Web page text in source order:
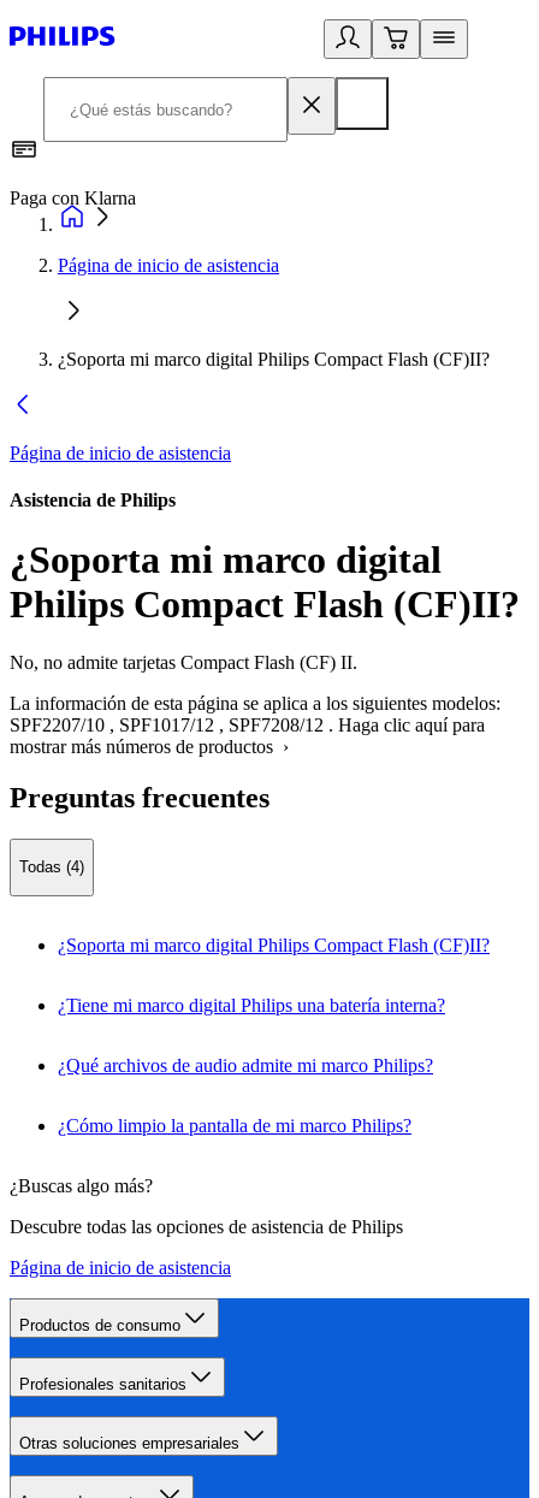
Paga con Klarna
Página de inicio de asistencia
¿Soporta mi marco digital Philips Compact Flash (CF)II?
Página de inicio de asistencia
Asistencia de Philips
¿Soporta mi marco digital
Philips Compact Flash (CF)II?
No, no admite tarjetas Compact Flash (CF) II.
La información de esta página se aplica a los siguientes modelos:
SPF2207/10 , SPF1017/12 , SPF7208/12 . Haga clic aquí para
mostrar más números de productos ›
Preguntas frecuentes
Todas (4)
¿Soporta mi marco digital Philips Compact Flash (CF)II?
¿Tiene mi marco digital Philips una batería interna?
¿Qué archivos de audio admite mi marco Philips?
¿Cómo limpio la pantalla de mi marco Philips?
¿Buscas algo más?
Descubre todas las opciones de asistencia de Philips
Página de inicio de asistencia
Productos de consumo
Profesionales sanitarios
Otras soluciones empresariales